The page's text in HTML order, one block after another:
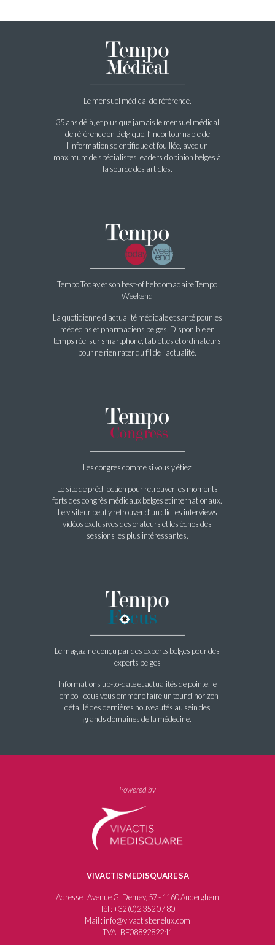
Le mensuel médical de référence.
35 ans déjà, et plus que jamais le mensuel médical
de référence en Belgique, l’incontournable de
l’information scientifique et fouillée, avec un
maximum de spécialistes leaders d’opinion belges à
la source des articles.
Tempo Today et son best-of hebdomadaire Tempo
Weekend
La quotidienne d’actualité médicale et santé pour les
médecins et pharmaciens belges. Disponible en
temps réel sur smartphone, tablettes et ordinateurs
pour ne rien rater du fil de l’actualité.
Les congrès comme si vous y étiez
Le site de prédilection pour retrouver les moments
forts des congrès médicaux belges et internationaux.
Le visiteur peut y retrouver d’un clic les interviews
vidéos exclusives des orateurs et les échos des
sessions les plus intéressantes.
Le magazine conçu par des experts belges pour des
experts belges
Informations up-to-date et actualités de pointe, le
Tempo Focus vous emmène faire un tour d’horizon
détaillé des dernières nouveautés au sein des
grands domaines de la médecine.
Powered by
VIVACTIS MEDISQUARE SA
Adresse : Avenue G. Demey, 57 - 1160 Auderghem
Tél : +32 (0)2 352 07 80
Mail : info@vivactisbenelux.com
TVA : BE0889282241